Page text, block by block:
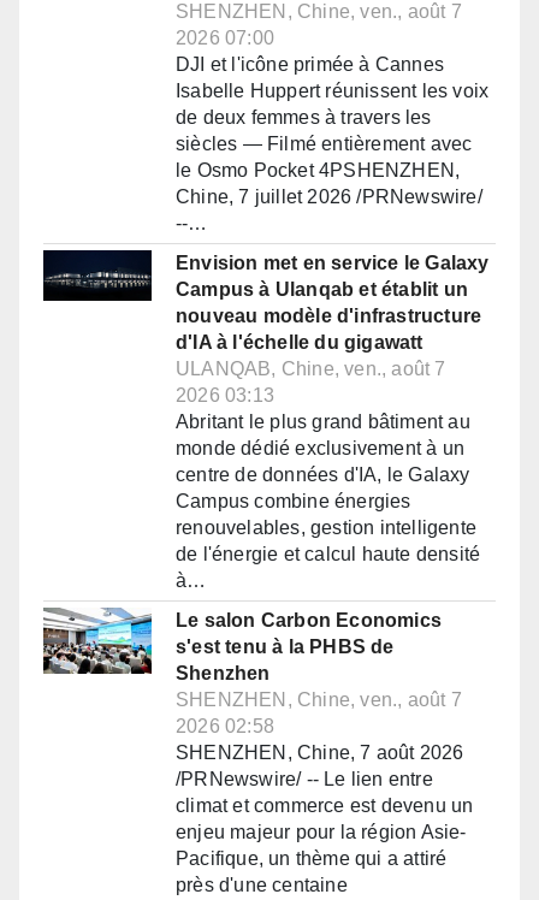
SHENZHEN, Chine, ven., août 7
2026 07:00
DJI et l'icône primée à Cannes
Isabelle Huppert réunissent les voix
de deux femmes à travers les
siècles — Filmé entièrement avec
le Osmo Pocket 4PSHENZHEN,
Chine, 7 juillet 2026 /PRNewswire/
--…
Envision met en service le Galaxy
Campus à Ulanqab et établit un
nouveau modèle d'infrastructure
d'IA à l'échelle du gigawatt
ULANQAB, Chine, ven., août 7
2026 03:13
Abritant le plus grand bâtiment au
monde dédié exclusivement à un
centre de données d'IA, le Galaxy
Campus combine énergies
renouvelables, gestion intelligente
de l'énergie et calcul haute densité
à…
Le salon Carbon Economics
s'est tenu à la PHBS de
Shenzhen
SHENZHEN, Chine, ven., août 7
2026 02:58
SHENZHEN, Chine, 7 août 2026
/PRNewswire/ -- Le lien entre
climat et commerce est devenu un
enjeu majeur pour la région Asie-
Pacifique, un thème qui a attiré
près d'une centaine